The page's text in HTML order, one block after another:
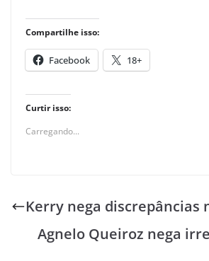
Compartilhe isso:
Facebook 18+
Curtir isso:
Carregando...
Kerry nega discrepâncias
Agnelo Queiroz nega